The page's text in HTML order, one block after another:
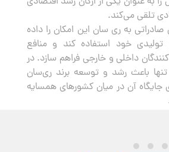
تلقی می‌کند.
صادراتی به ری سان این امکان را داده
تولیدی خود استفاده کند و منافع
داخلی و خارجی فراهم سازد. در
باعث رشد و توسعه برند ری‌سان
جایگاه آن در میان کشورهای همسایه